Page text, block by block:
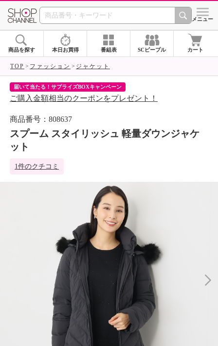
SHOP CHANNEL シメニュー
商品を探す 本日お買得 番組表 SCピープル カート
TOP ファッション ジャケット
届いて当たる！サプライズBOXキャンペーン
ご購入金額相当のクーポンをプレゼント！
商品番号：808637
スプーム スタイリッシュ 軽量ダウンジャケ
ット
1件のクチコミ